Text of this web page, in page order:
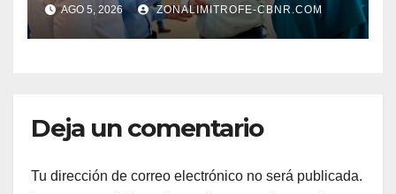
AGO 5, 2026 ZONALIMITROFE-CBNR.COM
Deja un comentario
Tu dirección de correo electrónico no será publicada.